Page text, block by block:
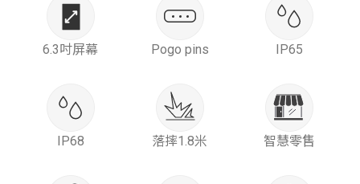
6.3吋屏幕 Pogo pins IP65
IP68 落摔1.8米 智慧零售